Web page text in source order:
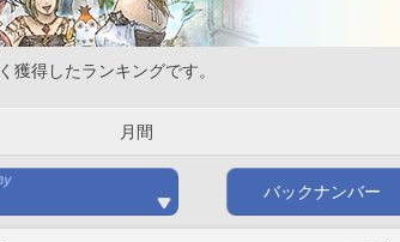
獲得したランキングです。
月間
バックナンバー